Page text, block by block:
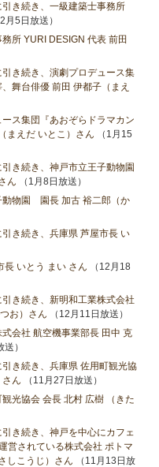
き続き、一級建築士事務所
2月5日放送）
所 YURI DESIGN 代表 前田
き続き、演劇プロデュース集
舞台俳優 前田 伊都子（まえ
ス集団『あおぞらドラマカン
まえだ いとこ）さん （1月15
き続き、神戸市立王子動物園
ん （1月8日放送）
動物園 園長 加古 裕二郎（か
き続き、兵庫県 芦屋市長 い
長 いとう まい さん （12月18
き続き、新明和工業株式会社
お）さん （12月11日放送）
会社 航空機事業部長 田中 克
）
き続き、兵庫県 佐用町観光協
ん （11月27日放送）
光協会 会長 北村 広樹 （きた
き続き、神戸を中心にカフェ
営されている株式会社 ポトマ
しこうじ）さん （11月13日放